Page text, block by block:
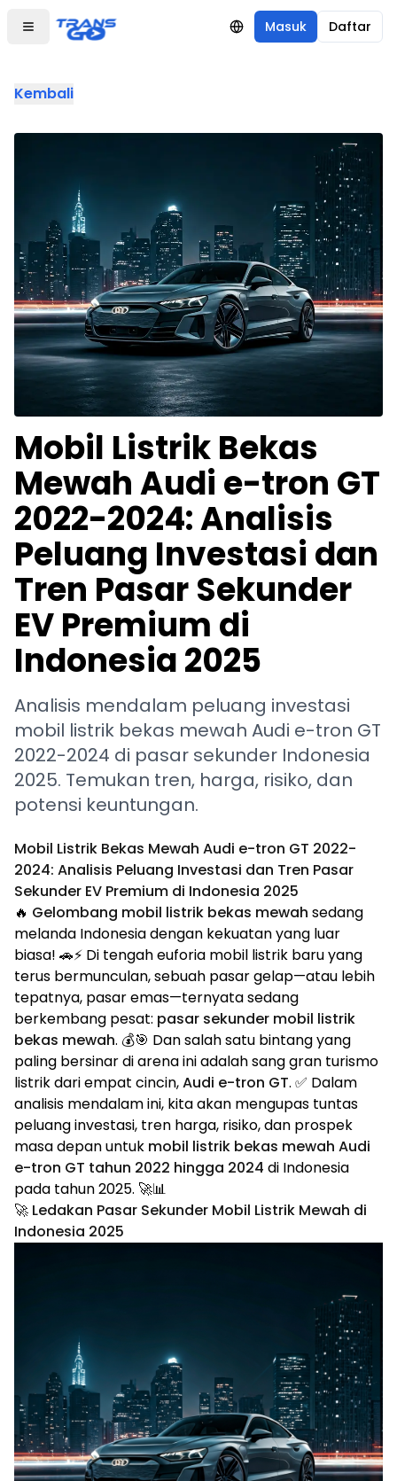
Masuk Daftar
Kembali
Mobil Listrik Bekas
Mewah Audi e-tron GT
2022-2024: Analisis
Peluang Investasi dan
Tren Pasar Sekunder
EV Premium di
Indonesia 2025
Analisis mendalam peluang investasi
mobil listrik bekas mewah Audi e-tron GT
2022-2024 di pasar sekunder Indonesia
2025. Temukan tren, harga, risiko, dan
potensi keuntungan.
Mobil Listrik Bekas Mewah Audi e-tron GT 2022-
2024: Analisis Peluang Investasi dan Tren Pasar
Sekunder EV Premium di Indonesia 2025
🔥 Gelombang mobil listrik bekas mewah sedang
melanda Indonesia dengan kekuatan yang luar
biasa! 🚗⚡ Di tengah euforia mobil listrik baru yang
terus bermunculan, sebuah pasar gelap—atau lebih
tepatnya, pasar emas—ternyata sedang
berkembang pesat: pasar sekunder mobil listrik
bekas mewah. 💰🎯 Dan salah satu bintang yang
paling bersinar di arena ini adalah sang gran turismo
listrik dari empat cincin,Audi e-tron GT. ✅ Dalam
analisis mendalam ini, kita akan mengupas tuntas
peluang investasi, tren harga, risiko, dan prospek
masa depan untuk mobil listrik bekas mewah Audi
e-tron GT tahun 2022 hingga 2024 di Indonesia
pada tahun 2025. 🚀📊
🚀 Ledakan Pasar Sekunder Mobil Listrik Mewah di
Indonesia 2025